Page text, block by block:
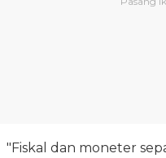
"Fiskal dan moneter